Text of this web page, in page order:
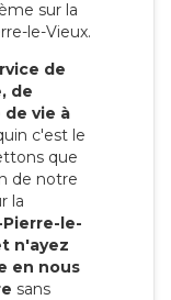
sur la
le-Vieux.
de
de
vie à
c'est le
que
de notre
la
le-
n'ayez
en nous
sans